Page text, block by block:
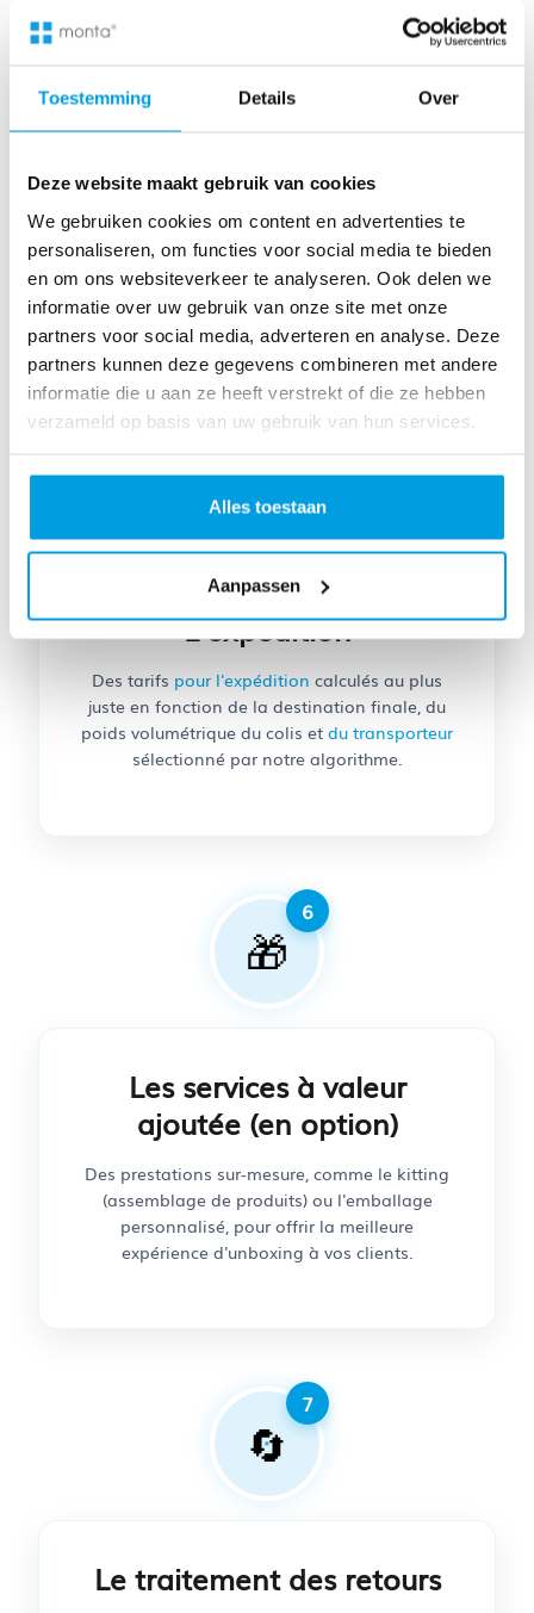
Toestemming Details Over
Deze website maakt gebruik van cookies
We gebruiken cookies om content en advertenties te
personaliseren, om functies voor social media te bieden
en om ons websiteverkeer te analyseren. Ook delen we
informatie over uw gebruik van onze site met onze
partners voor social media, adverteren en analyse. Deze
partners kunnen deze gegevens combineren met andere
informatie die u aan ze heeft verstrekt of die ze hebben
verzameld op basis van uw gebruik van hun services.
Alles toestaan
Aanpassen
l'emballage (Pick & Pack)
Nos tarifs de préparation de commande sont
facturés à l'article,couvrant le prélèvementet
l'emballage optimisé de vos produits.
L'expédition
Des tarifs pour l'expédition calculés au plus
juste en fonction de la destination finale, du
poids volumétrique du colis etdu transporteur
sélectionné par notre algorithme.
➡️
Les services à valeur
ajoutée (en option)
Des prestations sur-mesure, comme le kitting
(assemblage de produits) ou l'emballage
personnalisé, pour offrir la meilleure
expérience d'unboxing à vos clients.
🎁
Le traitement des retours
🔄